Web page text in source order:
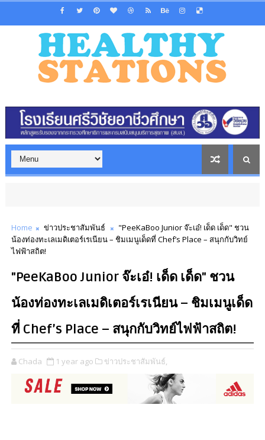
Home ข่าวประชาสัมพันธ์
"PeeKaBoo Junior จ๊ะเอ๋! เด็ด เด็ด" ชวน
น้องท่องทะเลเมดิเตอร์เรเนียน – ชิมเมนูเด็ดที่ Chef’s Place – สนุกกับวิทย์
ไฟฟ้าสถิต!
"PeeKaBoo Junior จ๊ะเอ๋! เด็ด เด็ด" ชวน
น้องท่องทะเลเมดิเตอร์เรเนียน – ชิมเมนูเด็ด
ที่ Chef’s Place – สนุกกับวิทย์ไฟฟ้าสถิต!
Chada 1 year ago ข่าวประชาสัมพันธ์,